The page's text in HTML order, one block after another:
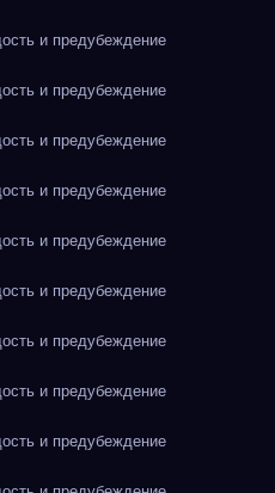
и предубеждение
и предубеждение
и предубеждение
и предубеждение
и предубеждение
и предубеждение
и предубеждение
и предубеждение
и предубеждение